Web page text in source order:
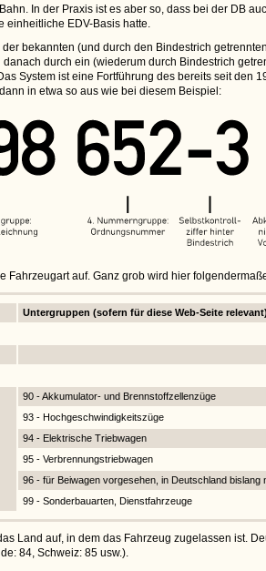
In der Praxis ist es aber so, dass bei der DB
EDV-Basis hatte.
bekannten (und durch den Bindestrich
durch ein (wiederum durch Bindestrich
System ist eine Fortführung des bereits seit den
in etwa so aus wie bei diesem Beispiel:
Fahrzeugart auf. Ganz grob wird hier
Untergruppen (sofern für diese Web-Seite relevant)
90 - Akkumulator- und Brennstoffzellenzüge
93 - Hochgeschwindigkeitszüge
94 - Elektrische Triebwagen
95 - Verbrennungstriebwagen
96 - für Beiwagen vorgesehen, in Deutschland bislang
99 - Sonderbauarten, Dienstfahrzeuge
Land auf, in dem das Fahrzeug zugelassen ist.
84, Schweiz: 85 usw.).